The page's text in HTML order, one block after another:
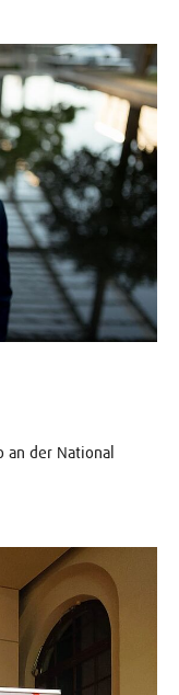
an der National